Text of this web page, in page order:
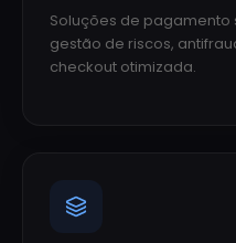
Soluções de
gestão de riscos,
checkout otimizada.